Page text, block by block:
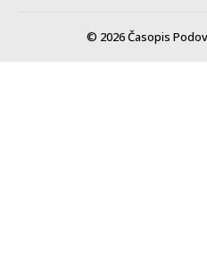
© 2026 Časopis